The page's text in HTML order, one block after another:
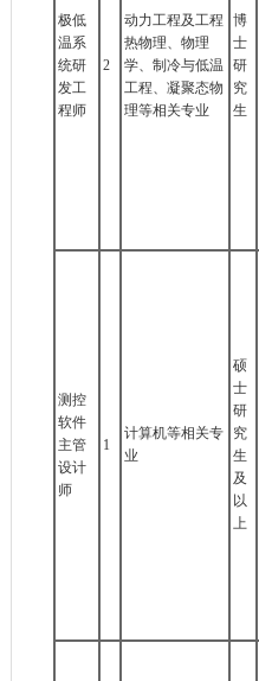
极低
温系
统研
发工
程师
2
动力工程及工程
热物理、物理
学、制冷与低温
工程、凝聚态物
理等相关专业
博
士
研
究
生
测控
软件
主管
设计
师
1
计算机等相关专
业
硕
士
研
究
生
及
以
上